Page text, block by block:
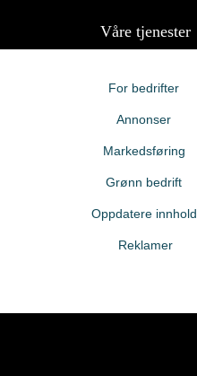
Våre tjenester
For bedrifter
Annonser
Markedsføring
Grønn bedrift
Oppdatere innhold
Reklamer